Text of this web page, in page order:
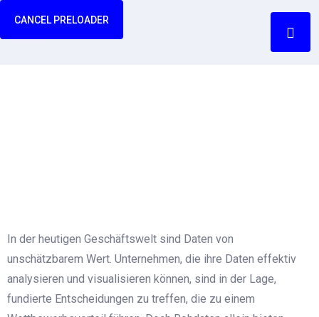
CANCEL PRELOADER
In der heutigen Geschäftswelt sind Daten von
unschätzbarem Wert. Unternehmen, die ihre Daten effektiv
analysieren und visualisieren können, sind in der Lage,
fundierte Entscheidungen zu treffen, die zu einem